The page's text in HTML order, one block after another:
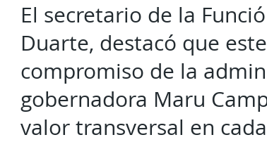
El secretario de la
Duarte, destacó que
compromiso de la
gobernadora Maru
valor transversal en